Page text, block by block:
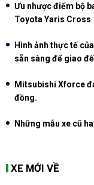
Ưu nhược điểm bộ
Toyota Yaris Cross
Hình ảnh thực tế
sẵn sàng để giao
Mitsubishi Xforce
đồng.
Những mẫu xe cũ
XE MỚI VỀ